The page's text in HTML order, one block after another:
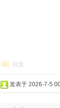
回复
发表于 2026-7-5